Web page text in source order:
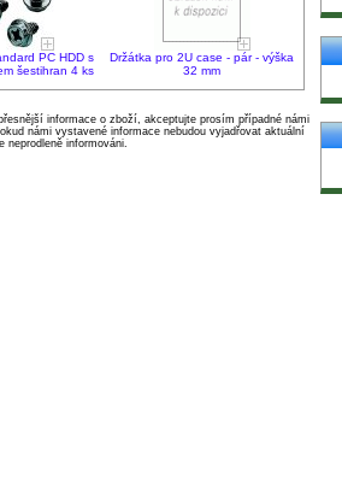
PC HDD s
šestihran 4 ks
Držátka pro 2U case - pár - výška
32 mm
informace o zboží, akceptujte prosím případné námi
námi vystavené informace nebudou vyjadřovat aktuální
neprodleně informováni.